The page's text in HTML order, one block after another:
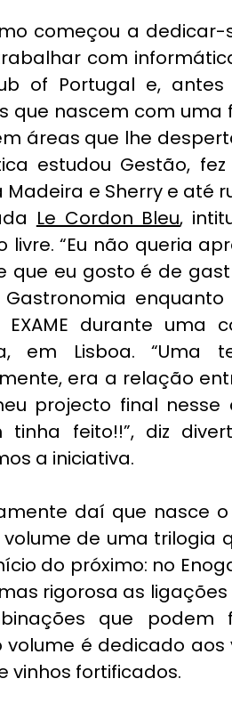
começou a
com
of Portugal e,
que nascem com
áreas que lhe
estudou Gestão,
Madeira e Sherry e até
Le Cordon Bleu,
livre. “Eu não queria
que eu gosto é de
durante uma
em Lisboa.
era a relação
projecto final nesse
tinha feito!!”, diz
a iniciativa.
daí que nasce
volume de uma trilogia
do próximo: no
rigorosa as
que podem
volume é dedicado
vinhos fortificados.